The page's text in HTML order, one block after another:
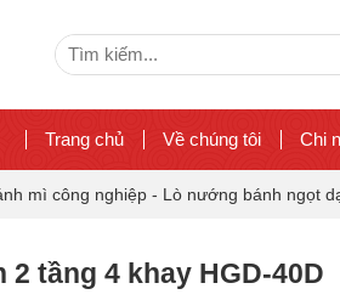
Search
Trang chủ Về chúng tôi Chi
mì công nghiệp - Lò nướng bánh ngọt
tầng 4 khay HGD-40D